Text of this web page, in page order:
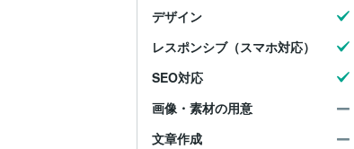
デザイン
レスポンシブ（スマホ対応）
SEO対応
画像・素材の用意
文章作成